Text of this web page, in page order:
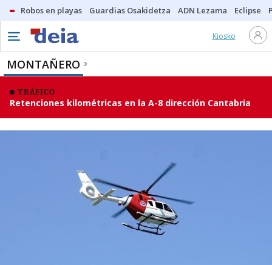
Robos en playas Guardias Osakidetza ADN Lezama Eclipse
Kiosko
MONTAÑERO
TRÁFICO
Retenciones kilométricas en la A-8 dirección Cantabria